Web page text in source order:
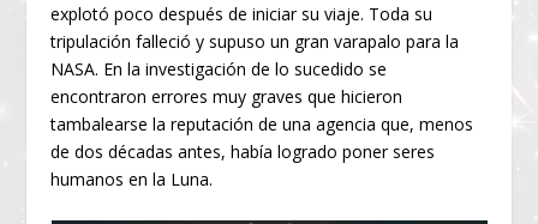
explotó poco después de iniciar su viaje. Toda su
tripulación falleció y supuso un gran varapalo para la
NASA. En la investigación de lo sucedido se
encontraron errores muy graves que hicieron
tambalearse la reputación de una agencia que, menos
de dos décadas antes, había logrado poner seres
humanos en la Luna.